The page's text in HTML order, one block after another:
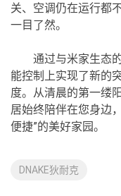
关、空调仍在运行都
一目了然。
通过与米家生态
能控制上实现了新的
度。从清晨的第一缕
居始终陪伴在您身边
便捷”的美好家园。
DNAKE狄耐克